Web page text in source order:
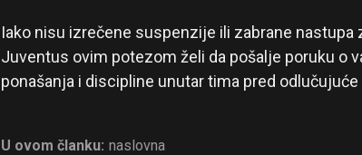
Iako nisu izrečene suspenzije ili zabrane nastupa
Juventus ovim potezom želi da pošalje poruku o
ponašanja i discipline unutar tima pred
U ovom članku: naslovna